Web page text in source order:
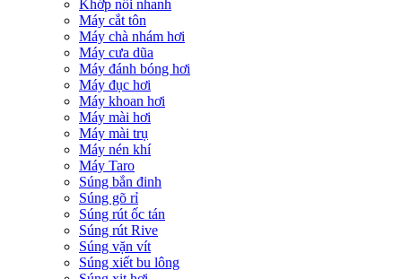
Khớp nối nhanh
Máy cắt tôn
Máy chà nhám hơi
Máy cưa dũa
Máy đánh bóng hơi
Máy đục hơi
Máy khoan hơi
Máy mài hơi
Máy mài trụ
Máy nén khí
Máy Taro
Súng bắn đinh
Súng gõ rỉ
Súng rút ốc tán
Súng rút Rive
Súng vặn vít
Súng xiết bu lông